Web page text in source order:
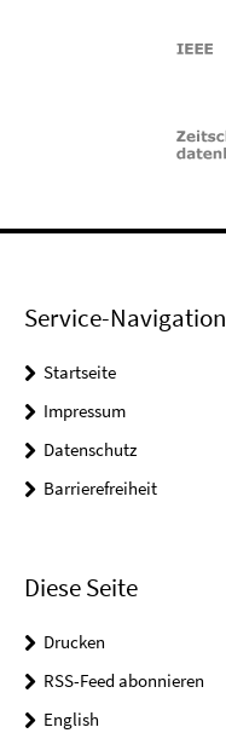
Service-Navigation
Startseite
Impressum
Datenschutz
Barrierefreiheit
Diese Seite
Drucken
RSS-Feed abonnieren
English